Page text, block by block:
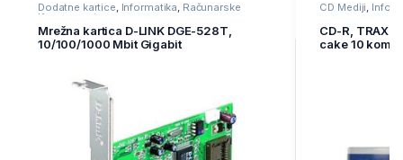
Dodatne kartice, Informatika, Računarske
Komponente
Mrežna kartica D-LINK DGE-528T,
10/100/1000 Mbit Gigabit
CD Mediji,
CD-R,
cake 10 kom